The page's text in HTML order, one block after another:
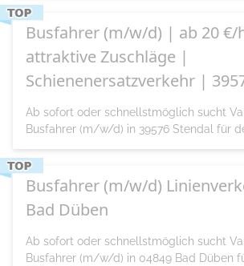
Busfahrer (m/w/d) | ab 20 €/
attraktive Zuschläge |
Schienenersatzverkehr |
Ab sofort oder schnellstmöglich sucht
Busfahrer (m/w/d) in 39576 Stendal für
Busfahrer (m/w/d)
Bad Düben
Ab sofort oder schnellstmöglich sucht
Busfahrer (m/w/d) in 04849 Bad Düben